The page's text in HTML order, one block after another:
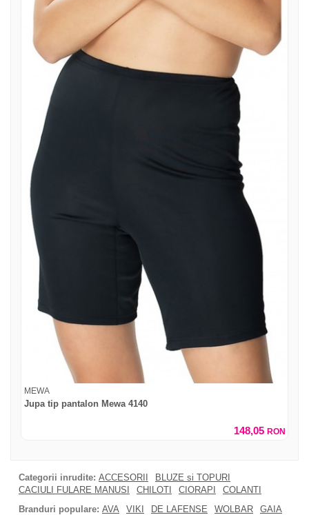
MEWA
Jupa tip pantalon Mewa 4140
148,05 RON
Categorii inrudite: ACCESORII
BLUZE si TOPURI
CACIULI FULARE MANUSI
CHILOTI CIORAPI
COLANTI
Branduri populare: AVA VIKI DE LAFENSE WOLBAR
GAIA